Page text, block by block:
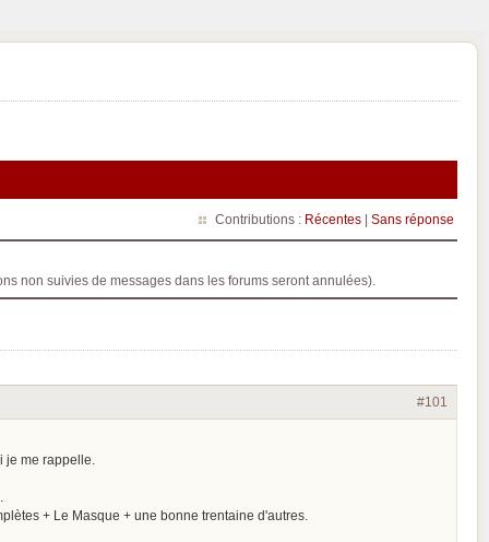
Contributions : Récentes | Sans réponse
non suivies de messages dans les forums seront annulées).
#101
je me rappelle.
+ Le Masque + une bonne trentaine d'autres.